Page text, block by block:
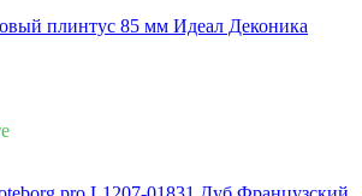
плинтус 85 мм Идеал Деконика